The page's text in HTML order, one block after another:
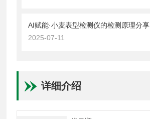
AI赋能·小麦表型检测仪的检测原理分享
2025-07-11
详细介绍